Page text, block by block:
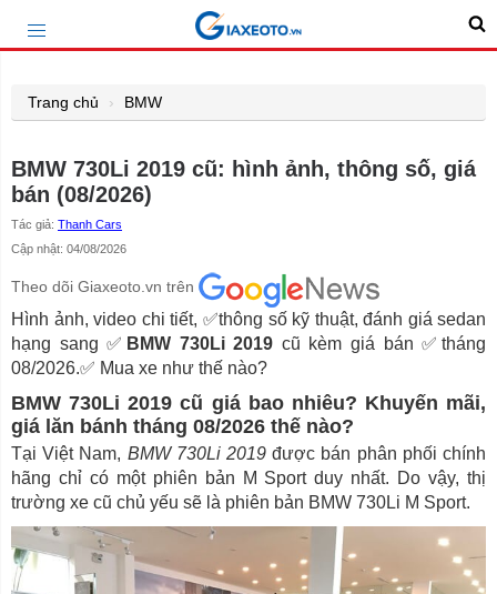
Trang chủ BMW
BMW 730Li 2019 cũ: hình ảnh, thông số, giá
bán (08/2026)
Tác giả: Thanh Cars
Cập nhật: 04/08/2026
Theo dõi Giaxeoto.vn trên
Hình ảnh, video chi tiết, ✅thông số kỹ thuật, đánh giá sedan
hạng sang ✅ BMW 730Li 2019 cũ kèm giá bán ✅tháng
08/2026.✅ Mua xe như thế nào?
BMW 730Li 2019 cũ giá bao nhiêu? Khuyến mãi,
giá lăn bánh tháng 08/2026 thế nào?
Tại Việt Nam, BMW 730Li 2019 được bán phân phối chính
hãng chỉ có một phiên bản M Sport duy nhất. Do vậy, thị
trường xe cũ chủ yếu sẽ là phiên bản BMW 730Li M Sport.